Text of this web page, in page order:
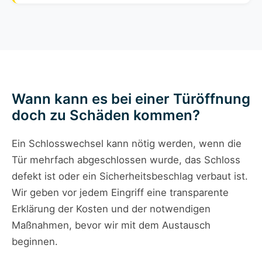
Wann kann es bei einer Türöffnung
doch zu Schäden kommen?
Ein Schlosswechsel kann nötig werden, wenn die
Tür mehrfach abgeschlossen wurde, das Schloss
defekt ist oder ein Sicherheitsbeschlag verbaut ist.
Wir geben vor jedem Eingriff eine transparente
Erklärung der Kosten und der notwendigen
Maßnahmen, bevor wir mit dem Austausch
beginnen.